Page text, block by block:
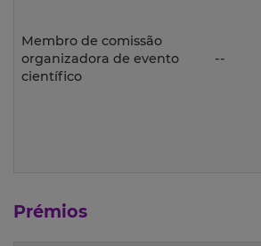
Membro de comissão
organizadora de evento
científico
--
Prémios